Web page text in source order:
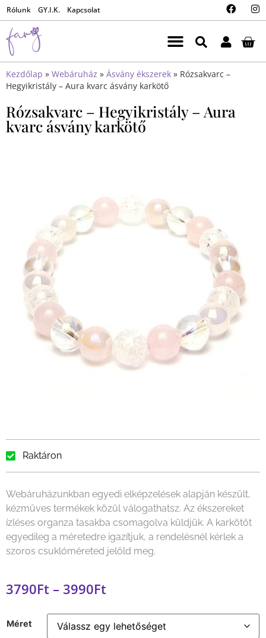
Rólunk GY.I.K. Kapcsolat
Kezdőlap » Webáruház » Ásvány ékszerek » Rózsakvarc –
Hegyikristály – Aura kvarc ásvány karkötő
Rózsakvarc – Hegyikristály – Aura
kvarc ásvány karkötő
Raktáron
Webáruházunkban egyedi elképzelések alapján készült,
kézműves termékek közül válogathatsz. Az ékszereket
ízléses organza tasakba csomagolva küldjük. A karkötőt
egyedileg a méretedre igazítjuk, a rendelésnél kérlek a
szoros csuklóméreted jelöld meg.
3790Ft – 3990Ft
Méret